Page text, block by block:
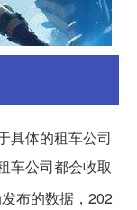
具体的租车公司
车公司都会收取
布的数据，202